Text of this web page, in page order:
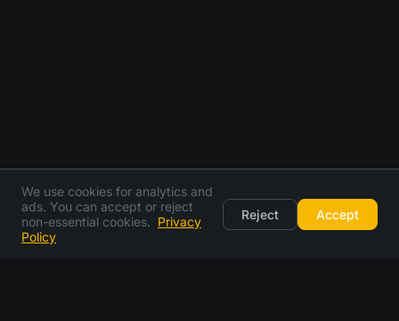
We use cookies for analytics and
ads. You can accept or reject
non-essential cookies. Privacy
Policy
Reject Accept